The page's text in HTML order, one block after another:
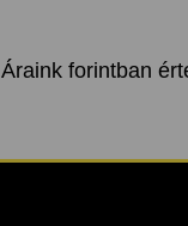
Áraink forintban